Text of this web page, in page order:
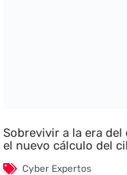
Sobrevivir a la era
el nuevo cálculo del
Cyber Expertos